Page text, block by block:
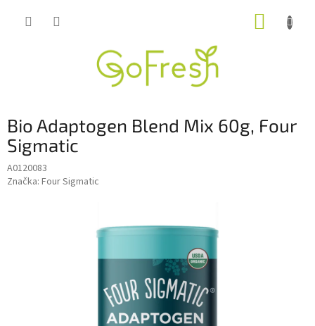
Bio Adaptogen Blend Mix 60g, Four
Sigmatic
A0120083
Značka: Four Sigmatic